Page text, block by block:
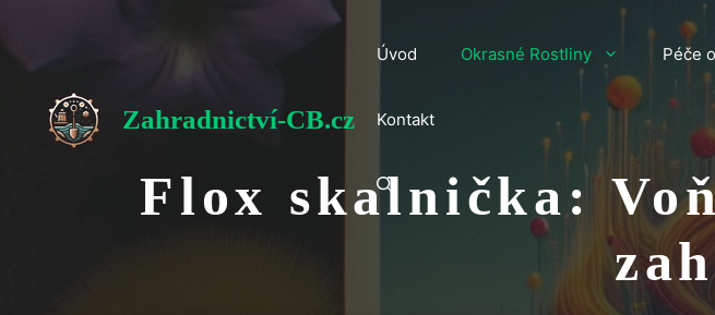
obsah
Zahradnictví-CB.cz
Úvod Okrasné Rostliny Péče
Kontakt
Flox skalnička: